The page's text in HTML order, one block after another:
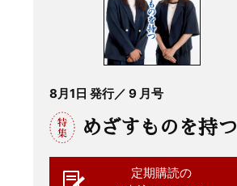
8月1日 発行／ 9 月号
めざすものを持つ
定期購読の